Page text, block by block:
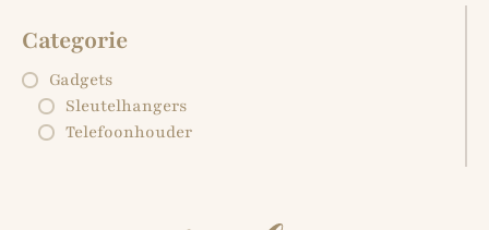
Categorie
Gadgets
Sleutelhangers
Telefoonhouder